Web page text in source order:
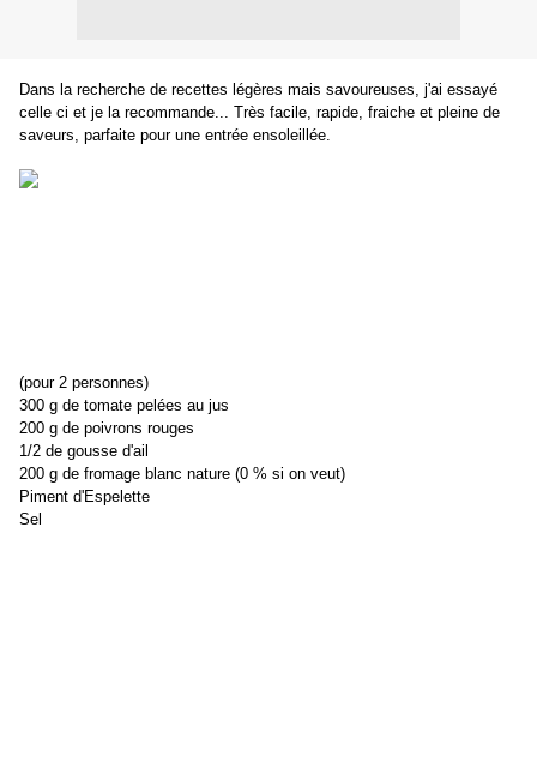
Dans la recherche de recettes légères mais savoureuses, j'ai essayé
celle ci et je la recommande... Très facile, rapide, fraiche et pleine de
saveurs, parfaite pour une entrée ensoleillée.
(pour 2 personnes)
300 g de tomate pelées au jus
200 g de poivrons rouges
1/2 de gousse d'ail
200 g de fromage blanc nature (0 % si on veut)
Piment d'Espelette
Sel